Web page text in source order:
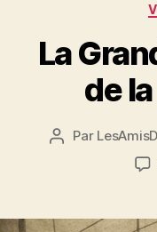
La
de
Auteur
Par